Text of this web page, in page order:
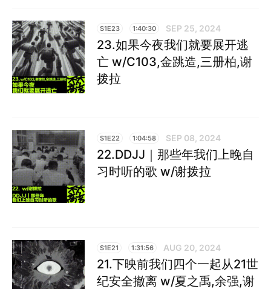
S1E23 1:40:30 SEP 25, 2024
23.如果今夜我们就要展开逃
亡 w/C103,金跳造,三册柏,谢
拨拉
S1E22 1:04:58 SEP 08, 2024
22.DDJJ｜那些年我们上晚自
习时听的歌 w/谢拨拉
S1E21 1:31:56 AUG 20, 2024
21.下映前我们四个一起从21世
纪安全撤离 w/夏之禹,余强,谢